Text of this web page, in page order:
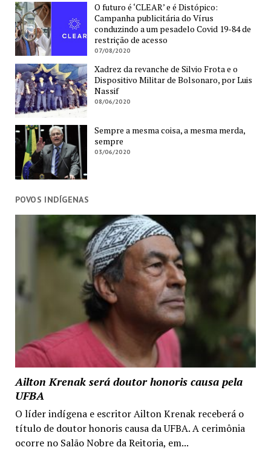
O futuro é ‘CLEAR’ e é Distópico:
Campanha publicitária do Vírus
conduzindo a um pesadelo Covid 19-84 de
restrição de acesso
07/08/2020
Xadrez da revanche de Silvio Frota e o
Dispositivo Militar de Bolsonaro, por Luis
Nassif
08/06/2020
Sempre a mesma coisa, a mesma merda,
sempre
03/06/2020
POVOS INDÍGENAS
Ailton Krenak será doutor honoris causa pela
UFBA
O líder indígena e escritor Ailton Krenak receberá o
título de doutor honoris causa da UFBA. A cerimônia
ocorre no Salão Nobre da Reitoria, em...